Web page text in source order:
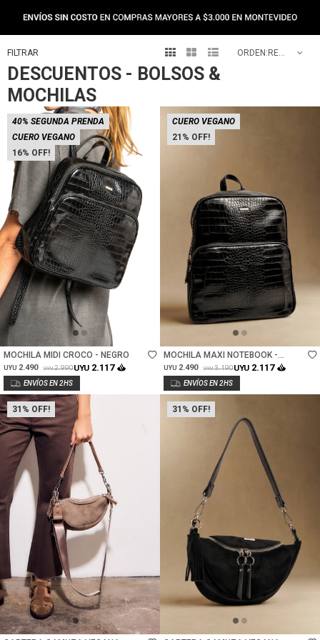
DESCUENTOS - BOLSOS &
MOCHILAS
   RECOMENDADOS
16
40% SEGUNDA PRENDA
CUERO VEGANO
MOCHILA MIDI CROCO - NEGRO
UYU 2.490 UYU 2.990UYU 2.117
21
CUERO VEGANO
MOCHILA MAXI NOTEBOOK -
NEGRO
UYU 2.490 UYU 3.190UYU 2.117
31
Talle
31